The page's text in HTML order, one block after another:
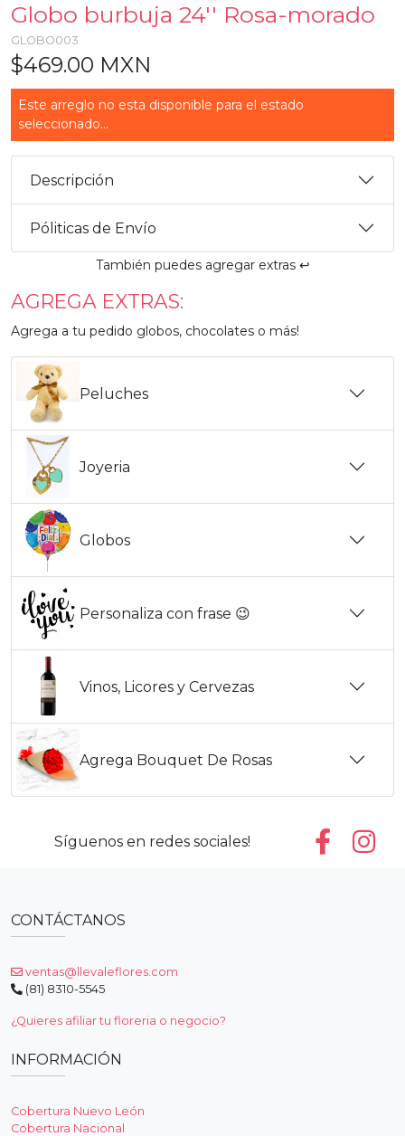
Globo burbuja 24'' Rosa-morado
GLOBO003
$469.00 MXN
Este arreglo no esta disponible para el estado
seleccionado...
Descripción
Póliticas de Envío
También puedes agregar extras ↩️
AGREGA EXTRAS:
Agrega a tu pedido globos, chocolates o más!
Peluches
Joyeria
Globos
Personaliza con frase 😉
Vinos, Licores y Cervezas
Agrega Bouquet De Rosas
Síguenos en redes sociales!
CONTÁCTANOS
ventas@llevaleflores.com
(81) 8310-5545
¿Quieres afiliar tu floreria o negocio?
INFORMACIÓN
Cobertura Nuevo León
Cobertura Nacional